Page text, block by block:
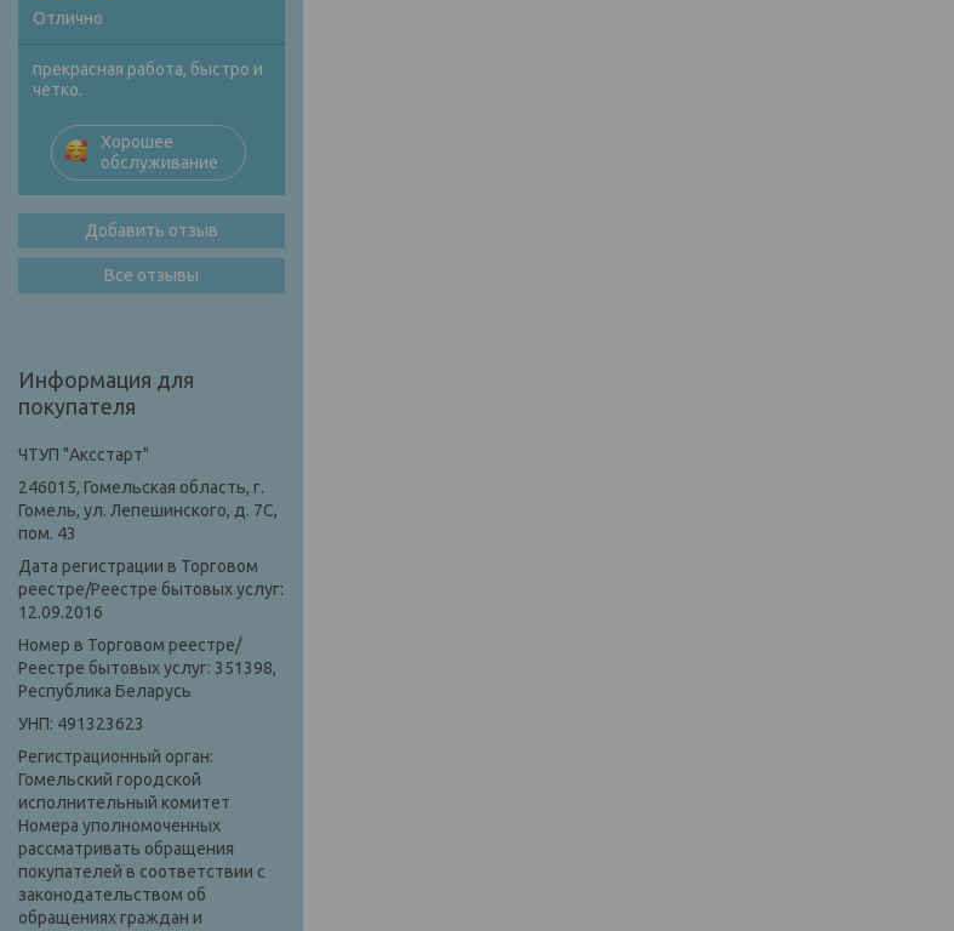
Отлично
прекрасная работа, быстро и
четко.
Хорошее
обслуживание
Добавить отзыв
Все отзывы
Информация для
покупателя
ЧТУП "Аксстарт"
246015, Гомельская область, г.
Гомель, ул. Лепешинского, д. 7С,
пом. 43
Дата регистрации в Торговом
реестре/Реестре бытовых услуг:
12.09.2016
Номер в Торговом реестре/
Реестре бытовых услуг: 351398,
Республика Беларусь
УНП: 491323623
Регистрационный орган:
Гомельский городской
исполнительный комитет
Номера уполномоченных
рассматривать обращения
покупателей в соответствии с
законодательством об
обращениях граждан и